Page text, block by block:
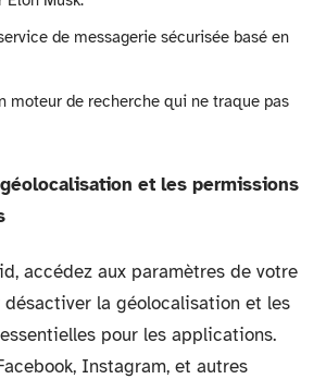
de messagerie sécurisée basé en
moteur de recherche qui ne traque pas
et les permissions
accédez aux paramètres de votre
la géolocalisation et les
pour les applications.
Instagram, et autres